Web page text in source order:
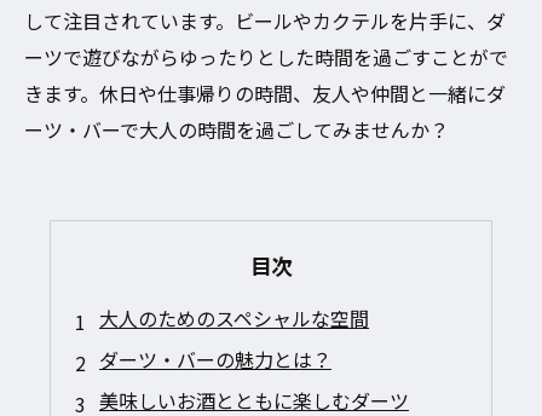
して注目されています。ビールやカクテルを片手に、ダ
ーツで遊びながらゆったりとした時間を過ごすことがで
きます。休日や仕事帰りの時間、友人や仲間と一緒にダ
ーツ・バーで大人の時間を過ごしてみませんか？
目次
大人のためのスペシャルな空間
ダーツ・バーの魅力とは？
美味しいお酒とともに楽しむダーツ